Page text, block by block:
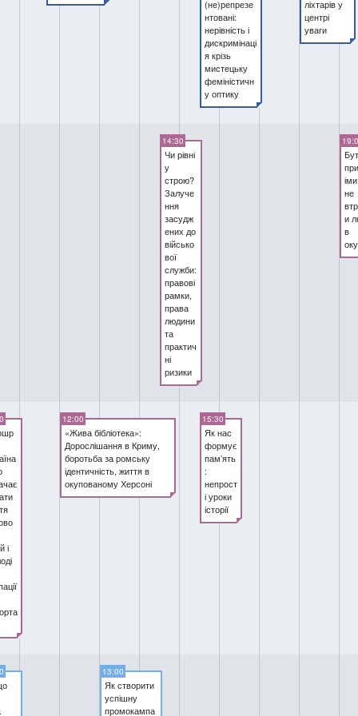
ліхтарів у
центрі
уваги
(не)репрезе
нтовані:
нерівність і
дискримінаці
я крізь
мистецьку
феміністичн
у оптику
14:30
Чи рівні
у
строю?
Залуче
ння
засудж
ених до
військо
вої
служби:
правові
рамки,
права
людини
та
практич
ні
ризики
не
и
в
і
12:00
«Жива бібліотека»:
Дорослішання в Криму,
боротьба за ромську
ідентичність, життя в
окупованому Херсоні
15:30
Як нас
формує
памʼять
:
непрост
і уроки
історії
13:00
Як створити
успішну
промокампа